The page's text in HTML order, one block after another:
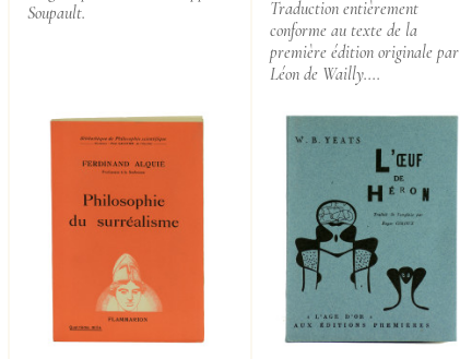
Soupault.
Traduction entièrement
conforme au texte de la
première édition originale par
Léon de Wailly....